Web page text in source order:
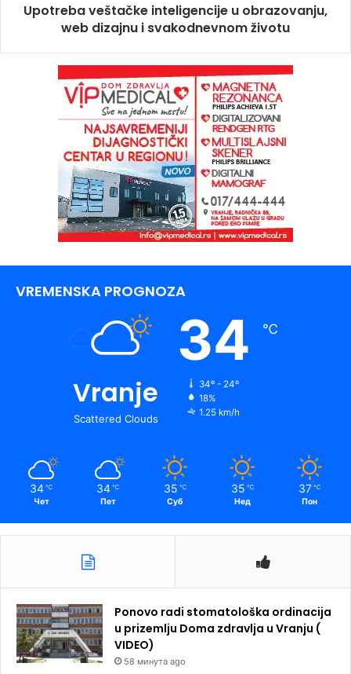
Upotreba veštačke inteligencije u obrazovanju,
web dizajnu i svakodnevnom životu
VREMENSKA PROGNOZA
Vranje
Scattered Clouds
34 ℃
34º - 24º
18%
1.25 km/h
34 ℃
Чет
34 ℃
Пет
35 ℃
Суб
35 ℃
Нед
37 ℃
Пон
Ponovo radi stomatološka ordinacija
u prizemlju Doma zdravlja u Vranju (
VIDEO)
58 минута ago